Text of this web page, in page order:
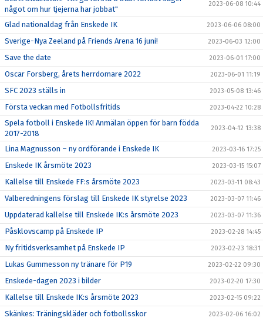
något om hur tjejerna har jobbat"
2023-06-08 10:44
Glad nationaldag från Enskede IK 2023-06-06 08:00
Sverige-Nya Zeeland på Friends Arena 16 juni! 2023-06-03 12:00
Save the date 2023-06-01 17:00
Oscar Forsberg, årets herrdomare 2022 2023-06-01 11:19
SFC 2023 ställs in 2023-05-08 13:46
Första veckan med Fotbollsfritids 2023-04-22 10:28
Spela fotboll i Enskede IK! Anmälan öppen för barn födda
2017-2018
2023-04-12 13:38
Lina Magnusson – ny ordförande i Enskede IK 2023-03-16 17:25
Enskede IK årsmöte 2023 2023-03-15 15:07
Kallelse till Enskede FF:s årsmöte 2023 2023-03-11 08:43
Valberedningens förslag till Enskede IK styrelse 2023 2023-03-07 11:46
Uppdaterad kallelse till Enskede IK:s årsmöte 2023 2023-03-07 11:36
Påsklovscamp på Enskede IP 2023-02-28 14:45
Ny fritidsverksamhet på Enskede IP 2023-02-23 18:31
Lukas Gummesson ny tränare för P19 2023-02-22 09:30
Enskede-dagen 2023 i bilder 2023-02-20 17:30
Kallelse till Enskede IK:s årsmöte 2023 2023-02-15 09:22
Skänkes: Träningskläder och fotbollsskor 2023-02-06 16:02